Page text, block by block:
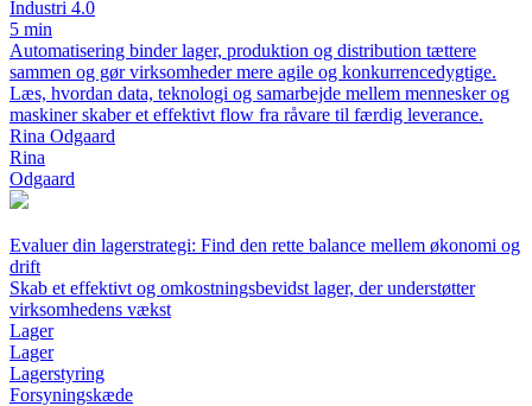
Industri 4.0
5 min
Automatisering binder lager, produktion og distribution tættere
sammen og gør virksomheder mere agile og konkurrencedygtige.
Læs, hvordan data, teknologi og samarbejde mellem mennesker og
maskiner skaber et effektivt flow fra råvare til færdig leverance.
Rina Odgaard
Rina
Odgaard
Evaluer din lagerstrategi: Find den rette balance mellem økonomi og
drift
Skab et effektivt og omkostningsbevidst lager, der understøtter
virksomhedens vækst
Lager
Lager
Lagerstyring
Forsyningskæde